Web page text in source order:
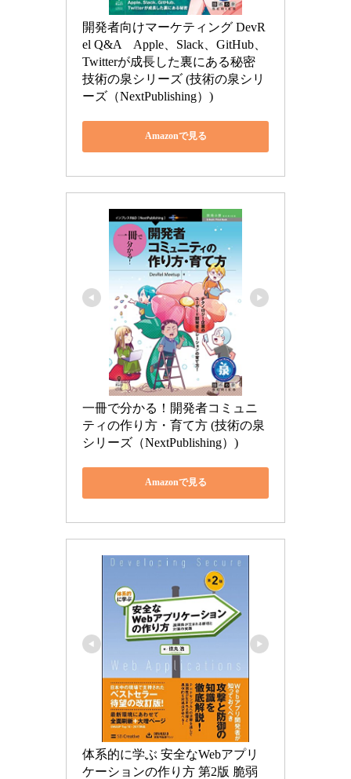
開発者向けマーケティング DevR
el Q&A　Apple、Slack、GitHub、
Twitterが成長した裏にある秘密
技術の泉シリーズ (技術の泉シリ
ーズ（NextPublishing）)
Amazonで見る
一冊で分かる！開発者コミュニ
ティの作り方・育て方 (技術の泉
シリーズ（NextPublishing）)
Amazonで見る
体系的に学ぶ 安全なWebアプリ
ケーションの作り方 第2版 脆弱